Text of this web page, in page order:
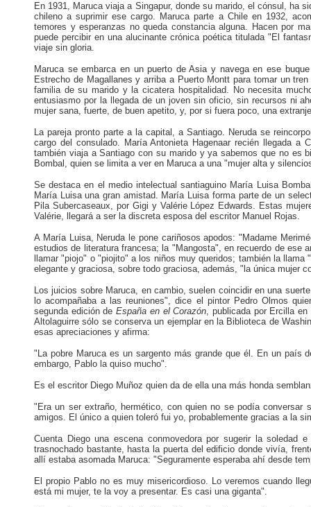
En 1931, Maruca viaja a Singapur, donde su marido, el cónsul, ha
chileno a suprimir ese cargo. Maruca parte a Chile en 1932,
temores y esperanzas no queda constancia alguna. Hacen por
puede percibir en una alucinante crónica poética titulada "El
viaje sin gloria.
Maruca se embarca en un puerto de Asia y navega en ese
Estrecho de Magallanes y arriba a Puerto Montt para tomar un
familia de su marido y la cicatera hospitalidad. No necesita
entusiasmo por la llegada de un joven sin oficio, sin recursos ni
mujer sana, fuerte, de buen apetito, y, por si fuera poco, una
La pareja pronto parte a la capital, a Santiago. Neruda se
cargo del consulado. María Antonieta Hagenaar recién llegada
también viaja a Santiago con su marido y ya sabemos que no es
Bombal, quien se limita a ver en Maruca a una "mujer alta y
Se destaca en el medio intelectual santiaguino María Luisa
María Luisa una gran amistad. María Luisa forma parte de un
Pila Subercaseaux, por Gigi y Valérie López Edwards. Estas
Valérie, llegará a ser la discreta esposa del escritor Manuel Rojas.
A María Luisa, Neruda le pone cariñosos apodos: "Madame
estudios de literatura francesa; la "Mangosta", en recuerdo de
llamar "piojo" o "piojito" a los niños muy queridos; también la
elegante y graciosa, sobre todo graciosa, además, "la única mujer
Los juicios sobre Maruca, en cambio, suelen coincidir en una
lo acompañaba a las reuniones", dice el pintor Pedro Olmos
segunda edición deEspaña en el Corazón, publicada por Ercilla
Altolaguirre sólo se conserva un ejemplar en la Biblioteca de
esas apreciaciones y afirma:
"La pobre Maruca es un sargento más grande que él. En un país
embargo, Pablo la quiso mucho".
Es el escritor Diego Muñoz quien da de ella una más honda
"Era un ser extraño, hermético, con quien no se podía
amigos. El único a quien toleró fui yo, probablemente gracias a la
Cuenta Diego una escena conmovedora por sugerir la soledad
trasnochado bastante, hasta la puerta del edificio donde vivía,
allí estaba asomada Maruca: "Seguramente esperaba ahí desde
El propio Pablo no es muy misericordioso. Lo veremos cuando
está mi mujer, te la voy a presentar. Es casi una giganta".